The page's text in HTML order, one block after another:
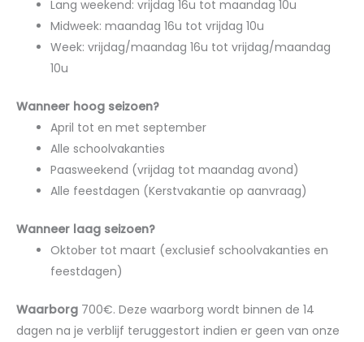
Lang weekend: vrijdag 16u tot maandag 10u
Midweek: maandag 16u tot vrijdag 10u
Week: vrijdag/maandag 16u tot vrijdag/maandag
10u
Wanneer hoog seizoen?
April tot en met september
Alle schoolvakanties
Paasweekend (vrijdag tot maandag avond)
Alle feestdagen (Kerstvakantie op aanvraag)
Wanneer laag seizoen?
Oktober tot maart (exclusief schoolvakanties en
feestdagen)
Waarborg 700€. Deze waarborg wordt binnen de 14
dagen na je verblijf teruggestort indien er geen van onze